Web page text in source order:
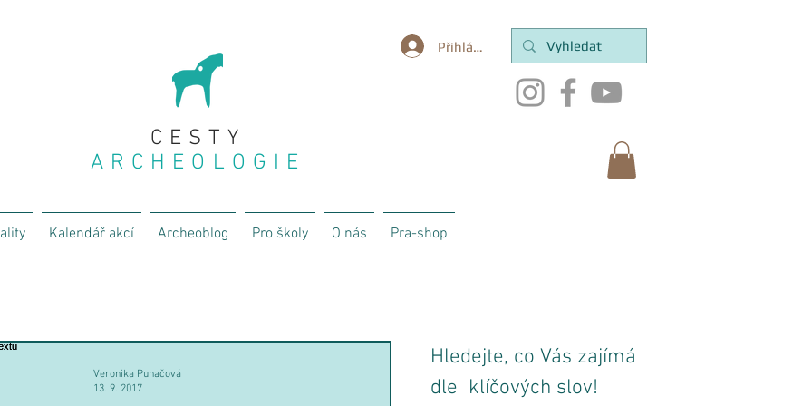
Přihlásit se
CESTY
ARCHEOLOGIE
Kalendář akcí Archeoblog Pro školy O nás Pra-shop
Veronika Puhačová
13. 9. 2017
Hledejte, co Vás zajímá
dle klíčových slov!